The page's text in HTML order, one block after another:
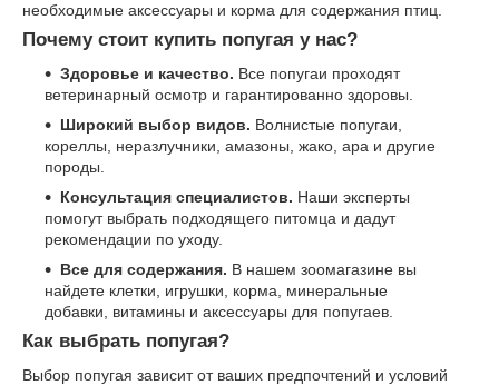
необходимые аксессуары и корма для содержания птиц.
Почему стоит купить попугая у нас?
Здоровье и качество. Все попугаи проходят
ветеринарный осмотр и гарантированно здоровы.
Широкий выбор видов. Волнистые попугаи,
кореллы, неразлучники, амазоны, жако, ара и другие
породы.
Консультация специалистов. Наши эксперты
помогут выбрать подходящего питомца и дадут
рекомендации по уходу.
Все для содержания. В нашем зоомагазине вы
найдете клетки, игрушки, корма, минеральные
добавки, витамины и аксессуары для попугаев.
Как выбрать попугая?
Выбор попугая зависит от ваших предпочтений и условий